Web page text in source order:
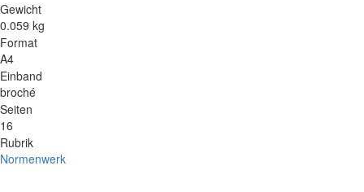
Gewicht
0.059 kg
Format
A4
Einband
broché
Seiten
16
Rubrik
Normenwerk